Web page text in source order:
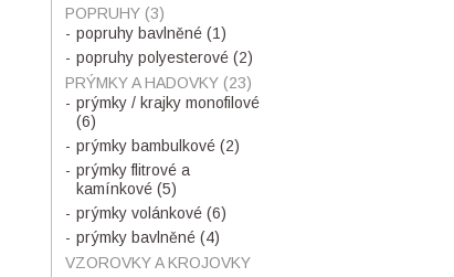
POPRUHY (3)
popruhy bavlněné (1)
popruhy polyesterové (2)
PRÝMKY A HADOVKY (23)
prýmky / krajky monofilové
(6)
prýmky bambulkové (2)
prýmky flitrové a
kamínkové (5)
prýmky volánkové (6)
prýmky bavlněné (4)
VZOROVKY A KROJOVKY